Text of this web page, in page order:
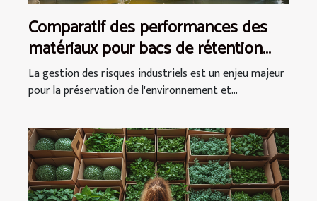
Comparatif des performances des
matériaux pour bacs de rétention
souples
La gestion des risques industriels est un enjeu majeur
pour la préservation de l'environnement et...